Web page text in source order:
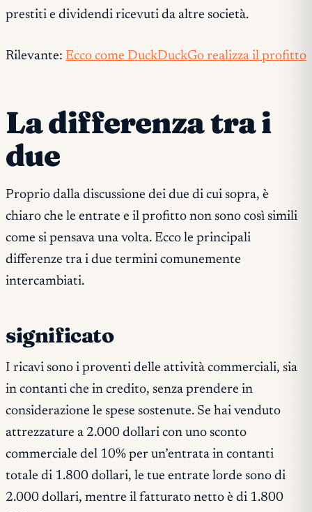
prestiti e dividendi ricevuti da altre società.
Rilevante: Ecco come DuckDuckGo realizza il profitto
La differenza tra i
due
Proprio dalla discussione dei due di cui sopra, è
chiaro che le entrate e il profitto non sono così simili
come si pensava una volta. Ecco le principali
differenze tra i due termini comunemente
intercambiati.
significato
I ricavi sono i proventi delle attività commerciali, sia
in contanti che in credito, senza prendere in
considerazione le spese sostenute. Se hai venduto
attrezzature a 2.000 dollari con uno sconto
commerciale del 10% per un’entrata in contanti
totale di 1.800 dollari, le tue entrate lorde sono di
2.000 dollari, mentre il fatturato netto è di 1.800